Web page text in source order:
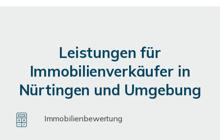
Leistungen für
Immobilienverkäufer in
Nürtingen und Umgebung
Immobilienbewertung